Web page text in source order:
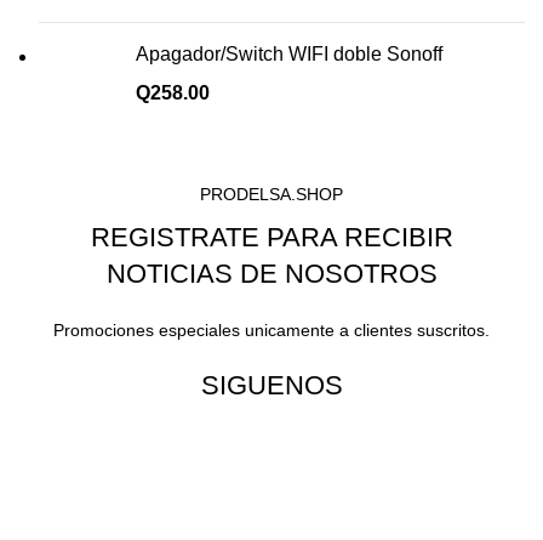
Apagador/Switch WIFI doble Sonoff
Q258.00
PRODELSA.SHOP
REGISTRATE PARA RECIBIR
NOTICIAS DE NOSOTROS
Promociones especiales unicamente a clientes suscritos.
SIGUENOS